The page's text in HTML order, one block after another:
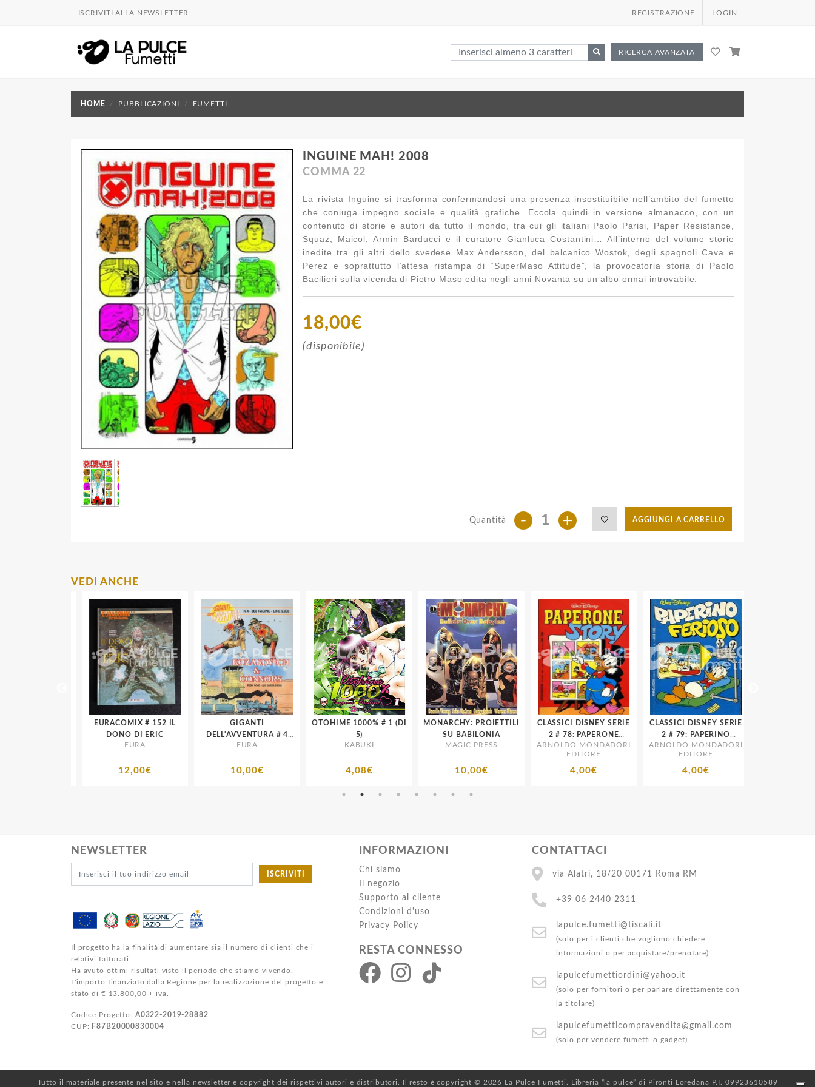
ISCRIVITI ALLA NEWSLETTER REGISTRAZIONE LOGIN
RICERCA AVANZATA
HOME PUBBLICAZIONI FUMETTI
INGUINE MAH! 2008
COMMA 22
La rivista Inguine si trasforma confermandosi una presenza insostituibile nell’ambito del fumetto
che coniuga impegno sociale e qualità grafiche. Eccola quindi in versione almanacco, con un
contenuto di storie e autori da tutto il mondo, tra cui gli italiani Paolo Parisi, Paper Resistance,
Squaz, Maicol, Armin Barducci e il curatore Gianluca Costantini… All’interno del volume storie
inedite tra gli altri dello svedese Max Andersson, del balcanico Wostok, degli spagnoli Cava e
Perez e soprattutto l’attesa ristampa di “SuperMaso Attitude”, la provocatoria storia di Paolo
Bacilieri sulla vicenda di Pietro Maso edita negli anni Novanta su un albo ormai introvabile.
18,00€
(disponibile)
Quantità - + AGGIUNGI A CARRELLO
VEDI ANCHE
EURACOMIX # 152 IL
DONO DI ERIC
EURA
12,00€
GIGANTI
DELL'AVVENTURA # 4
KOZAKOVICH E
EURA
10,00€
OTOHIME 1000% # 1 (DI
KABUKI
4,08€
MONARCHY: PROIETTILI
SU BABILONIA
MAGIC PRESS
10,00€
CLASSICI DISNEY SERIE
2 # 78: PAPERONE
STORY
ARNOLDO MONDADORI
EDITORE
4,00€
CLASSICI DISNEY SERIE
2 # 79: PAPERINO
FERIOSO
ARNOLDO MONDADORI
EDITORE
4,00€
NEWSLETTER
ISCRIVITI
Il progetto ha la finalità di aumentare sia il numero di clienti che i
relativi fatturati.
Ha avuto ottimi risultati visto il periodo che stiamo vivendo.
L'importo finanziato dalla Regione per la realizzazione del progetto è
stato di € 13.800,00 + iva.
Codice Progetto: A0322-2019-28882
CUP: F87B20000830004
INFORMAZIONI
Chi siamo
Il negozio
Supporto al cliente
Condizioni d'uso
Privacy Policy
RESTA CONNESSO
CONTATTACI
via Alatri, 18/20 00171 Roma RM
+39 06 2440 2311
lapulce.fumetti@tiscali.it
(solo per i clienti che vogliono chiedere
informazioni o per acquistare/prenotare)
lapulcefumettiordini@yahoo.it
(solo per fornitori o per parlare direttamente con
la titolare)
lapulcefumetticompravendita@gmail.com
(solo per vendere fumetti o gadget)
Tutto il materiale presente nel sito e nella newsletter è copyright dei rispettivi autori e distributori. Il resto è copyright © 2026 La Pulce Fumetti. Libreria “la pulce” di Pironti Loredana P.I. 09923610589